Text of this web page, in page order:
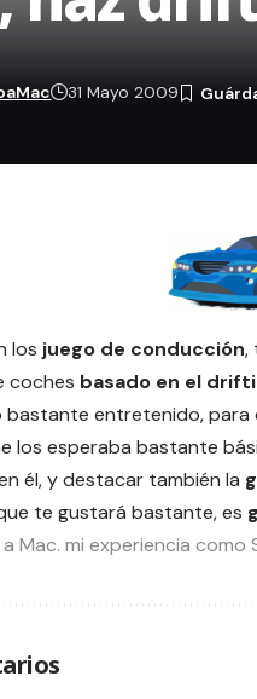
31 Mayo 2009
los juego de conducción,
coches basado en el
bastante entretenido,
los esperaba bastante
él, y destacar también la
te gustará bastante, es
Mac. mi experiencia